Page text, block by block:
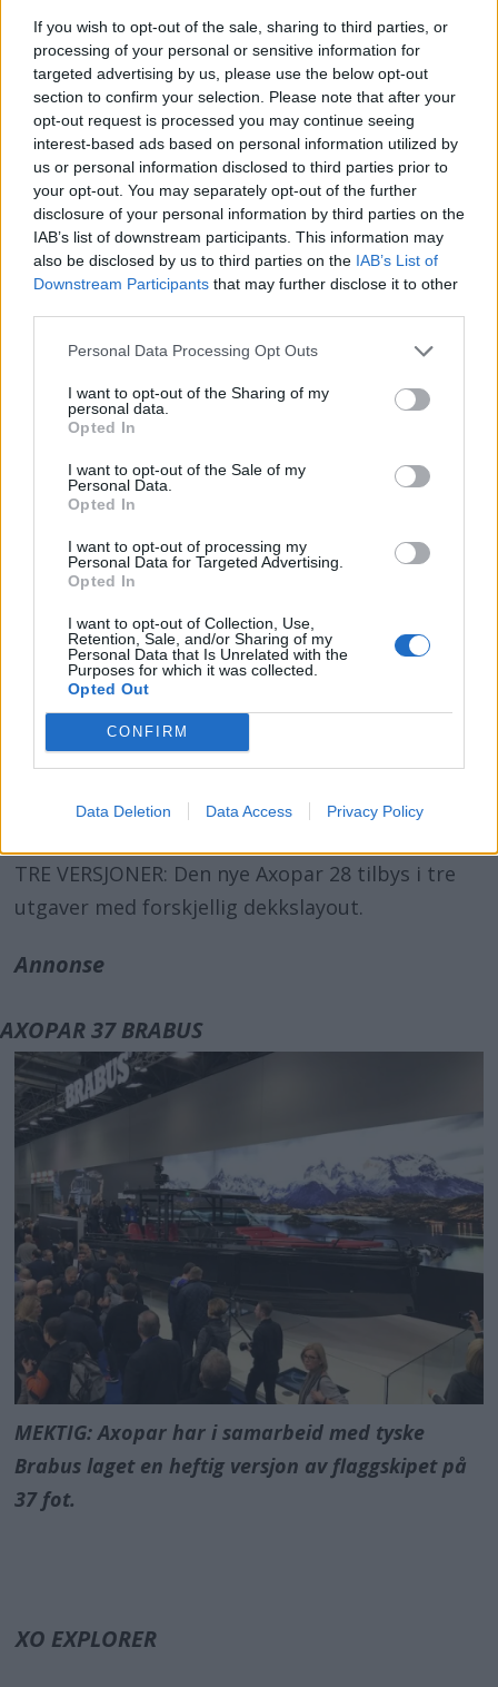
If you wish to opt-out of the sale, sharing to third parties, or
processing of your personal or sensitive information for
targeted advertising by us, please use the below opt-out
section to confirm your selection. Please note that after your
opt-out request is processed you may continue seeing
interest-based ads based on personal information utilized by
us or personal information disclosed to third parties prior to
your opt-out. You may separately opt-out of the further
disclosure of your personal information by third parties on the
IAB’s list of downstream participants. This information may
also be disclosed by us to third parties on the IAB’s List of
Downstream Participants that may further disclose it to other
Personal Data Processing Opt Outs
I want to opt-out of the Sharing of my
personal data.
Opted In
I want to opt-out of the Sale of my
Personal Data.
Opted In
I want to opt-out of processing my
Personal Data for Targeted Advertising.
Opted In
I want to opt-out of Collection, Use,
Retention, Sale, and/or Sharing of my
Personal Data that Is Unrelated with the
Purposes for which it was collected.
Opted Out
CONFIRM
Data Deletion Data Access Privacy Policy
Nye Axopar 28 er tilgjengelig både i åpen
versjon, med styrhus og med hardtop. Alle
tre er henvender seg til designbevisste og
relativt unge mennesker, og er utvilsomt et
attraktivt alternativ for yngre mennesker
som må lete lenge etter trendy alternativer i
dette båtsegmentet. Den Brabus-trimmede
37-foteren er brutalt påkostet med
karbonfiber og titanlegeringer.
Annonse
AXOPAR 28
TRE VERSJONER: Den nye Axopar 28 tilbys i tre
utgaver med forskjellig dekkslayout.
Annonse
AXOPAR 37 BRABUS
MEKTIG: Axopar har i samarbeid med tyske
Brabus laget en heftig versjon av flaggskipet på
37 fot.
XO EXPLORER